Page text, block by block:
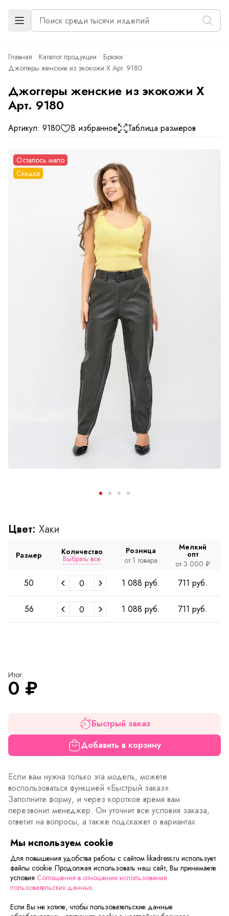
Главная Каталог продукции
Брюки
Джоггеры женские из экокожи Х Арт. 9180
Джоггеры женские из экокожи Х
Арт. 9180
Артикул: 9180 В избранное Таблица размеров
Осталось мало
Скидка
Цвет: Хаки
Размер Количество
Выбрать все
Розница
от 1 товара
Мелкий
опт
от 3 000 ₽
50 1 088 руб. 711 руб.
56 1 088 руб. 711 руб.
Итог:
0 ₽
Быстрый заказ
Добавить в корзину
Если вам нужна только эта модель, можете
воспользоваться функцией «Быстрый заказ».
Заполните форму, и через короткое время вам
перезвонит менеджер. Он уточнит все условия заказа,
ответит на вопросы, а также подскажет о вариантах
Описание товараХарактеристики товараОтзывы
Мы используем cookie
Для повышения удобства работы с сайтом likadress.ru использует
файлы cookie. Продолжая использовать наш сайт, Вы принимаете
условия Соглашения в отношении использования
пользовательских данных.
Если Вы не хотите, чтобы пользовательские данные